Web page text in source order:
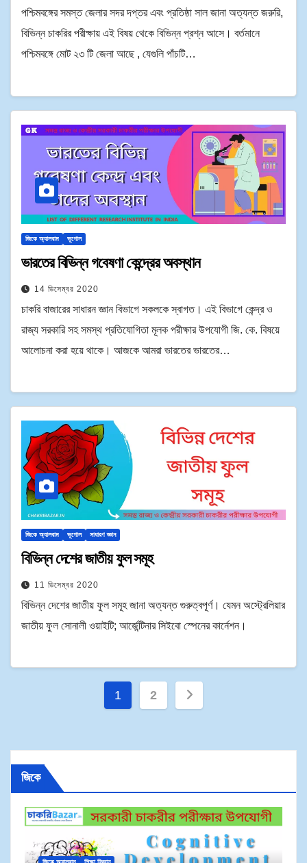
পশ্চিমবঙ্গের সমস্ত জেলার সদর দপ্তর এবং প্রতিষ্ঠা সাল জানা অত্যন্ত জরুরি,
বিভিন্ন চাকরির পরীক্ষায় এই বিষয় থেকে বিভিন্ন প্রশ্ন আসে। বর্তমানে
পশ্চিমবঙ্গে মোট ২৩ টি জেলা আছে , যেগুলি পাঁচটি…
জিকে অ্যালবাম ভূগোল
ভারতের বিভিন্ন গবেষণা কেন্দ্রের অবস্থান
14 ডিসেম্বর 2020
চাকরি বাজারের সাধারন জ্ঞান বিভাগে সকলকে স্বাগত। এই বিভাগে কেন্দ্র ও
রাজ্য সরকারি সহ সমস্থ প্রতিযোগিতা মূলক পরীক্ষার উপযোগী জি. কে. বিষয়ে
আলোচনা করা হয়ে থাকে। আজকে আমরা ভারতের ভারতের…
জিকে অ্যালবাম ভূগোল সাধারণ জ্ঞান
বিভিন্ন দেশের জাতীয় ফুল সমূহ
11 ডিসেম্বর 2020
বিভিন্ন দেশের জাতীয় ফুল সমূহ জানা অত্যন্ত গুরুত্বপূর্ণ। যেমন অস্ট্রেলিয়ার
জাতীয় ফুল সোনালী ওয়াইটি; আর্জেন্টিনার সিইবো স্পেনের কার্নেশন।
1 2
জিকে